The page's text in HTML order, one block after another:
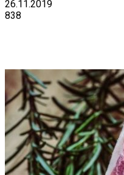
26.11.2019
838